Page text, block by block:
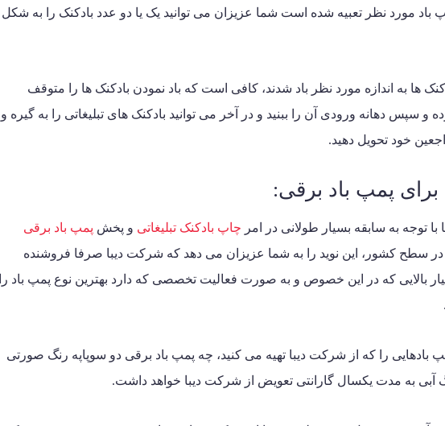
مورد نظر تعبیه شده است شما عزیزان می توانید یک یا دو عدد بادکنک را به شکل
ها به اندازه مورد نظر باد شدند، کافی است که باد نمودن بادکنک ها را متوقف
و سپس دهانه ورودی آن را ببنید و در آخر می توانید بادکنک های تبلیغاتی را به گیره و
خود تحویل دهید.
پمپ باد برقی:
توجه به سابقه بسیار طولانی در امر چاپ بادکنک تبلیغاتی و پخش پمپ باد برقی
سطح کشور، این نوید را به شما عزیزان می دهد که شرکت دیبا صرفا فروشنده
بالایی که در این خصوص و به صورت فعالیت تخصصی که دارد بهترین نوع پمپ باد را
بادهایی را که از شرکت دیبا تهیه می کنید، چه پمپ باد برقی دو سوپاپه رنگ صورتی
آبی به مدت یکسال گارانتی تعویض از شرکت دیبا خواهد داشت.